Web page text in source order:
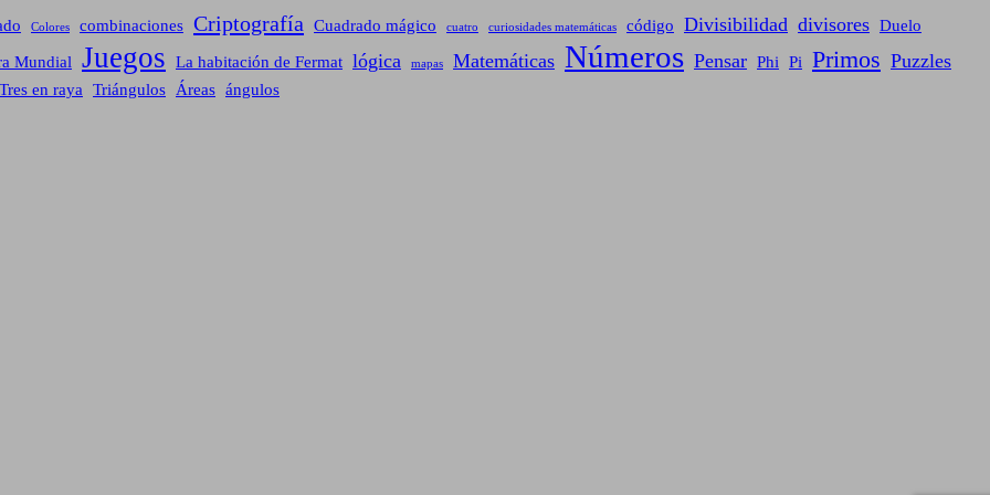
Colores combinaciones Criptografía Cuadrado mágico cuatro curiosidades matemáticas código Divisibilidad divisores Duelo
Mundial Juegos La habitación de Fermat lógica mapas Matemáticas Números Pensar Phi Pi Primos Puzzles
Tres en raya Triángulos Áreas ángulos